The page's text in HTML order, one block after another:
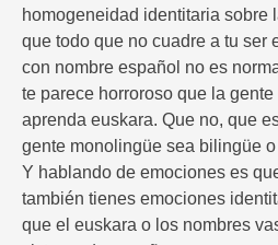
homogeneidad identitaria sobre
que todo que no cuadre a tu ser
con nombre español no es
te parece horroroso que la
aprenda euskara. Que no, que
gente monolingüe sea bilingüe
Y hablando de emociones es
también tienes emociones
que el euskara o los nombres